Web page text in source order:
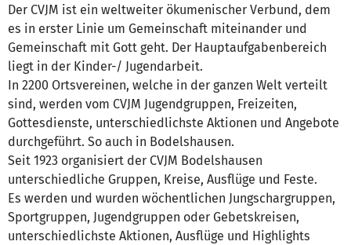
Der CVJM ist ein weltweiter ökumenischer Verbund, dem
es in erster Linie um Gemeinschaft miteinander und
Gemeinschaft mit Gott geht. Der Hauptaufgabenbereich
liegt in der Kinder-/ Jugendarbeit.
In 2200 Ortsvereinen, welche in der ganzen Welt verteilt
sind, werden vom CVJM Jugendgruppen, Freizeiten,
Gottesdienste, unterschiedlichste Aktionen und Angebote
durchgeführt. So auch in Bodelshausen.
Seit 1923 organisiert der CVJM Bodelshausen
unterschiedliche Gruppen, Kreise, Ausflüge und Feste.
Es werden und wurden wöchentlichen Jungschargruppen,
Sportgruppen, Jugendgruppen oder Gebetskreisen,
unterschiedlichste Aktionen, Ausflüge und Highlights